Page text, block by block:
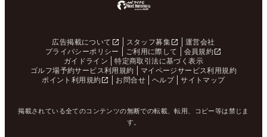
広告掲載について スタッフ募集
運営会社
プライバシーポリシー
ご利用に際して
会員規約
ガイドライン
特定商取引法に基づく表示
ゴルフ場予約サービス利用規約
マイページサービス利用規約
ポイント利用規約
お問合せ ヘルプ サイトマップ
掲載されている全てのコンテンツの無断での転載、転用、コピー等は禁じま
す。